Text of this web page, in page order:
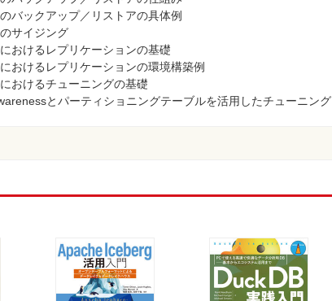
バックアップ／リストアの具体例
サイジング
おけるレプリケーションの基礎
おけるレプリケーションの環境構築例
おけるチューニングの基礎
とパーティショニングテーブルを活用したチューニング